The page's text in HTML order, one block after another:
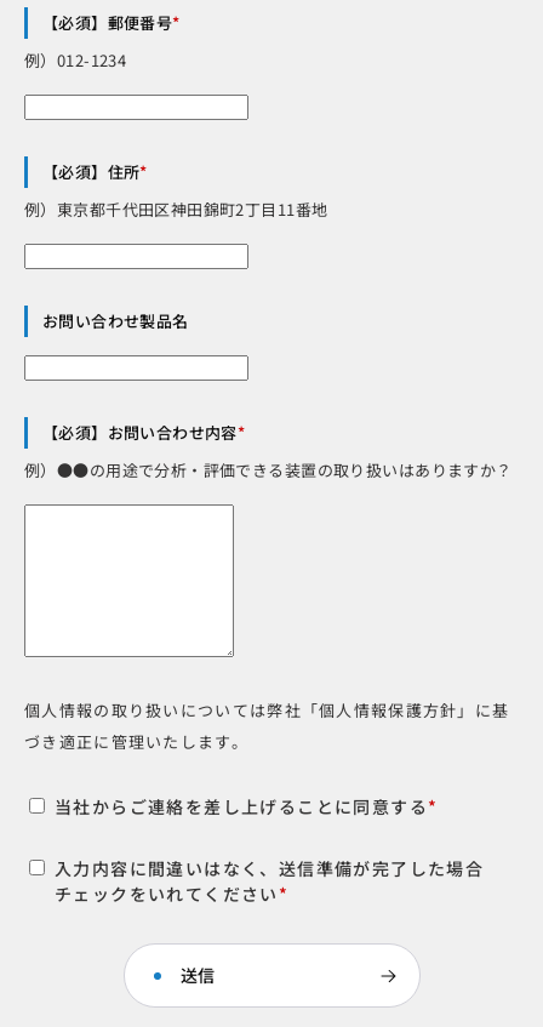
【必須】郵便番号*
例）012-1234
【必須】住所*
例）東京都千代田区神田錦町2丁目11番地
お問い合わせ製品名
【必須】お問い合わせ内容*
例）●●の用途で分析・評価できる装置の取り扱いはありますか？
個人情報の取り扱いについては弊社「個人情報保護方針」に基
づき適正に管理いたします。
当社からご連絡を差し上げることに同意する *
入力内容に間違いはなく、送信準備が完了した場合
チェックをいれてください *